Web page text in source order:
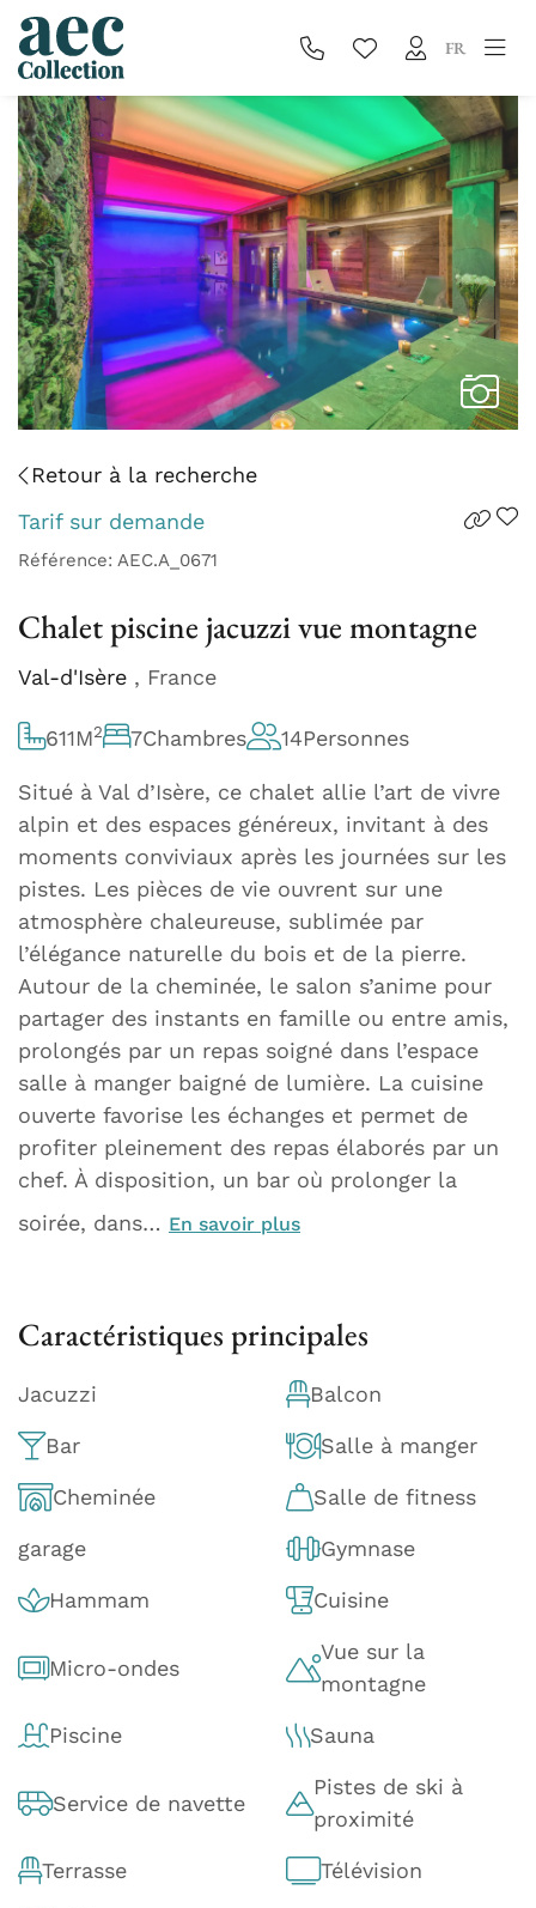
FR
Retour à la recherche
Tarif sur demande
Référence: AEC.A_0671
Chalet piscine jacuzzi vue montagne
Val-d'Isère , France
611M2 7Chambres 14Personnes
Situé à Val d’Isère, ce chalet allie l’art de vivre
alpin et des espaces généreux, invitant à des
moments conviviaux après les journées sur les
pistes. Les pièces de vie ouvrent sur une
atmosphère chaleureuse, sublimée par
l’élégance naturelle du bois et de la pierre.
Autour de la cheminée, le salon s’anime pour
partager des instants en famille ou entre amis,
prolongés par un repas soigné dans l’espace
salle à manger baigné de lumière. La cuisine
ouverte favorise les échanges et permet de
profiter pleinement des repas élaborés par un
chef. À disposition, un bar où prolonger la
soirée, dans… En savoir plus
Caractéristiques principales
Jacuzzi Balcon
Bar Salle à manger
Cheminée Salle de fitness
garage Gymnase
Hammam Cuisine
Micro-ondes
Vue sur la
montagne
Piscine Sauna
Service de navette
Pistes de ski à
proximité
Terrasse Télévision